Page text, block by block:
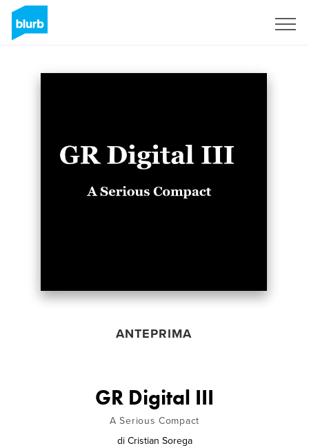
ANTEPRIMA
GR Digital III
A Serious Compact
di Cristian Sorega